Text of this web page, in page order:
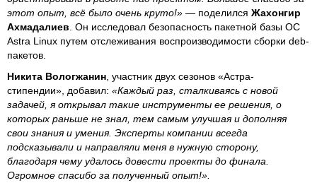
этот опыт, всё было очень круто!» — поделился Жахонгир
Ахмадалиев . Он исследовал безопасность пакетной базы ОС
Astra Linux путем отслеживания воспроизводимости сборки deb-
пакетов.
Никита Вологжанин , участник двух сезонов «Астра-
стипендии», добавил: «Каждый раз, сталкиваясь с новой
задачей, я открывал такие инструменты ее решения, о
которых раньше не знал, тем самым улучшая и дополняя
свои знания и умения. Эксперты компании всегда
подсказывали и направляли меня в нужную сторону,
благодаря чему удалось довести проекты до финала.
Огромное спасибо за полученный опыт!».